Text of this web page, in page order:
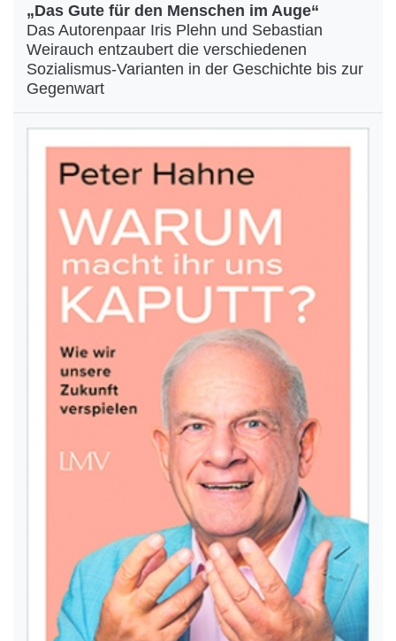
„Das Gute für den Menschen im Auge“
Das Autorenpaar Iris Plehn und Sebastian
Weirauch entzaubert die verschiedenen
Sozialismus-Varianten in der Geschichte bis zur
Gegenwart